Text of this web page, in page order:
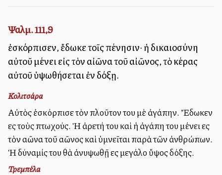
Ψαλμ. 111,9
ἐσκόρπισεν, ἔδωκε τοῖς πένησιν· ἡ δικαιοσύνη
αὐτοῦ μένει εἰς τὸν αἰῶνα τοῦ αἰῶνος, τὸ κέρας
αὐτοῦ ὑψωθήσεται ἐν δόξῃ.
Κολιτσάρα
Αὐτὸς ἐσκόρπισε τὸν πλοῦτον του μὲ ἀγάπην. Ἔδωκεν
εἰς τοὺς πτωχούς. Ἡ ἀρετή του καὶ ἡ ἀγάπη του μένει εἰς
τὸν αἰῶνα τοῦ αἰῶνος καὶ ὑμνεῖται παρὰ τῶν ἀνθρώπων.
Ἡ δύναμίς του θὰ ἀνυψωθῇ εἰς μεγάλο ὕψος δόξης.
Τρεμπέλα